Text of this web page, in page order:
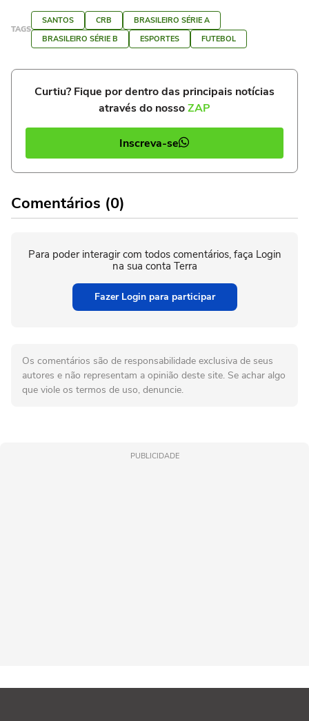
TAGS
SANTOS CRB
BRASILEIRO SÉRIE A
BRASILEIRO SÉRIE B
ESPORTES FUTEBOL
Curtiu? Fique por dentro das principais notícias
através do nossoZAP
Inscreva-se
Comentários (0)
Para poder interagir com todos comentários, faça Login
na sua conta Terra
Fazer Login para participar
Os comentários são de responsabilidade exclusiva de seus
autores e não representam a opinião deste site. Se achar algo
que viole os termos de uso, denuncie.
PUBLICIDADE